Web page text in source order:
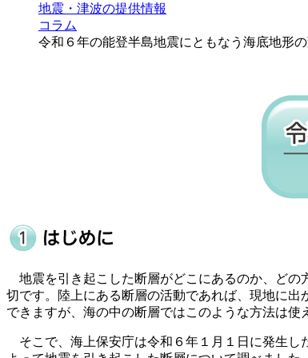
地震・津波の提供情報
コラム
令和６年の能登半島地震にともなう海底地形
地震を引き起こした断層がどこにあるのか、どの
切です。陸上にある断層の活動であれば、現地に
できますが、海の中の断層ではこのような方法は使
そこで、海上保安庁は令和６年１月１日に発生し